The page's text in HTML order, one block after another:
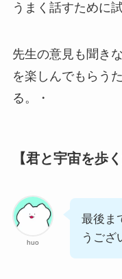
うまく話すために
先生の意見も聞き
を楽しんでもらう
る。・
【君と宇宙を歩
huo
最後ま
うござ